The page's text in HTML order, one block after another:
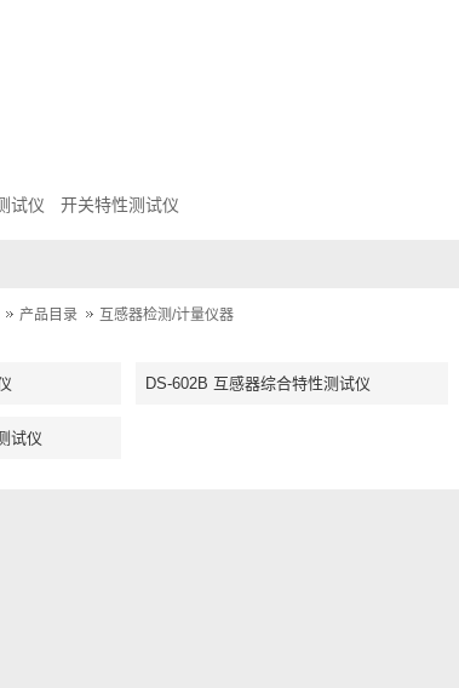
试仪 开关特性测试仪
产品目录 互感器检测/计量仪器
DS-602B 互感器综合特性测试仪
试仪